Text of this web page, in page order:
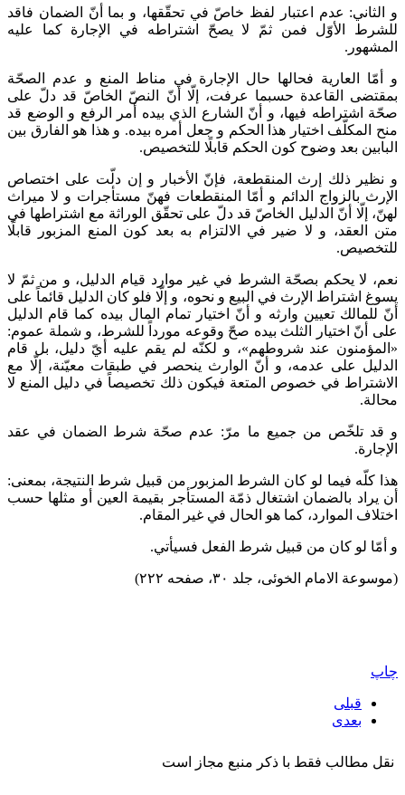
و الثاني: عدم اعتبار لفظ خاصّ في تحقّقها، و بما أنّ الضمان فاقد
للشرط الأوّل فمن ثمّ لا يصحّ اشتراطه في الإجارة كما عليه
المشهور.
و أمّا العارية فحالها حال الإجارة في مناط المنع و عدم الصحّة
بمقتضى القاعدة حسبما عرفت، إلّا أنّ النصّ الخاصّ قد دلّ على
صحّة اشتراطه فيها، و أنّ الشارع الذي بيده أمر الرفع و الوضع قد
منح المكلّف اختيار هذا الحكم و جعل أمره بيده. و هذا هو الفارق بين
البابين بعد وضوح كون الحكم قابلًا للتخصيص.
و نظير ذلك إرث المنقطعة، فإنّ الأخبار و إن دلّت على اختصاص
الإرث بالزواج الدائم و أمّا المنقطعات فهنّ مستأجرات و لا ميراث
لهنّ، إلّا أنّ الدليل الخاصّ قد دلّ على تحقّق الوراثة مع اشتراطها في
متن العقد، و لا ضير في الالتزام به بعد كون المنع المزبور قابلًا
للتخصيص.
نعم، لا يحكم بصحّة الشرط في غير موارد قيام الدليل، و من ثمّ لا
يسوغ اشتراط الإرث في البيع و نحوه، و إلّا فلو كان الدليل قائماً على
أنّ للمالك تعيين وارثه و أنّ اختيار تمام المال بيده كما قام الدليل
على أنّ اختيار الثلث بيده صحّ وقوعه مورداً للشرط، و شملة عموم:
«المؤمنون عند شروطهم»، و لكنّه لم يقم عليه أيّ دليل، بل قام
الدليل على عدمه، و أنّ الوارث ينحصر في طبقات معيّنة، إلّا مع
الاشتراط في خصوص المتعة فيكون ذلك تخصيصاً في دليل المنع لا
محالة.
و قد تلخّص من جميع ما مرّ: عدم صحّة شرط الضمان في عقد
الإجارة.
هذا كلّه فيما لو كان الشرط المزبور من قبيل شرط النتيجة، بمعنى:
أن يراد بالضمان اشتغال ذمّة المستأجر بقيمة العين أو مثلها حسب
اختلاف الموارد، كما هو الحال في غير المقام.
و أمّا لو كان من قبيل شرط الفعل فسيأتي.
(موسوعة الامام الخوئی، جلد ۳۰، صفحه ۲۲۲)
چاپ
قبلی
بعدی
نقل مطالب فقط با ذکر منبع مجاز است